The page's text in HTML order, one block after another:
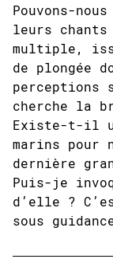
Pouvons-
leurs chants
multiple,
de plongée
perceptions
cherche la
Existe-t-il
marins pour
dernière
Puis-je
d’elle ?
sous